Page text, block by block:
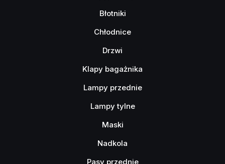
Błotniki
Chłodnice
Drzwi
Klapy bagażnika
Lampy przednie
Lampy tylne
Maski
Nadkola
Pasy przednie